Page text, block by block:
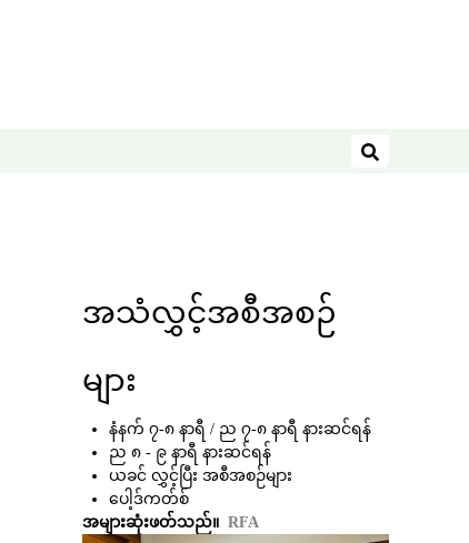
ရှာဖွေရန်
အသံလွှင့်အစီအစဉ်
များ
နံနက် ၇-၈ နာရီ / ည ၇-၈ နာရီ နားဆင်ရန်
ည ၈ - ၉ နာရီ နားဆင်ရန်
ယခင် လွှင့်ပြီး အစီအစဉ်များ
ပေါ့ဒ်ကတ်စ်
အများဆုံးဖတ်သည်။ RFA